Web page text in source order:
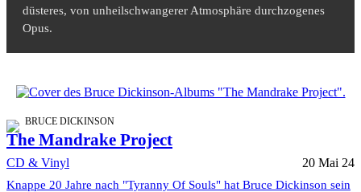
düsteres, von unheilschwangerer Atmosphäre durchzogenes
Opus.
BRUCE DICKINSON
The Mandrake Project
CD & Vinyl 20 Mai 24
Knappe 20 Jahre nach "Tyranny Of Souls" hat Bruce Dickinson sein